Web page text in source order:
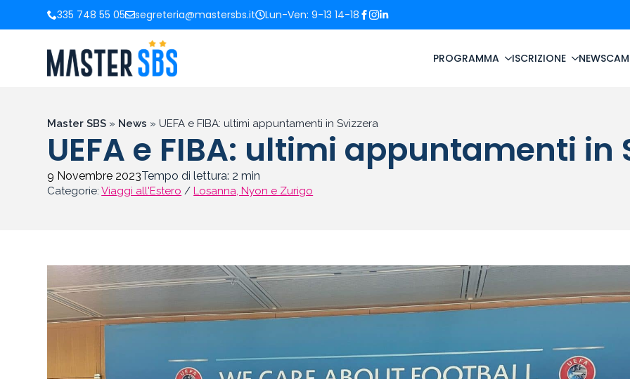
335 748 55 05 segreteria@mastersbs.it Lun-Ven: 9-13 14-18
PROGRAMMA ISCRIZIONE NEWS
Master SBS » News » UEFA e FIBA: ultimi appuntamenti in Svizzera
UEFA e FIBA: ultimi appuntamenti in
9 Novembre 2023Tempo di lettura: 2 min
Categorie:Viaggi all'Estero /Losanna, Nyon e Zurigo